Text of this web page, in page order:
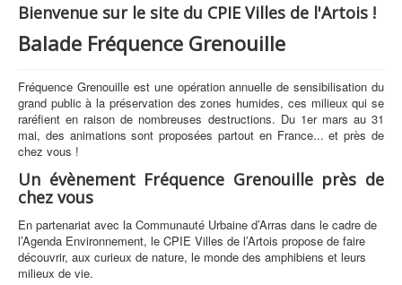
Bienvenue sur le site du CPIE Villes de l'Artois !
Balade Fréquence Grenouille
Fréquence Grenouille est une opération annuelle de sensibilisation du
grand public à la préservation des zones humides, ces milieux qui se
raréfient en raison de nombreuses destructions. Du 1er mars au 31
mai, des animations sont proposées partout en France... et près de
chez vous !
Un évènement Fréquence Grenouille près de
chez vous
En partenariat avec la Communauté Urbaine d’Arras dans le cadre de
l’Agenda Environnement, le CPIE Villes de l’Artois propose de faire
découvrir, aux curieux de nature, le monde des amphibiens et leurs
milieux de vie.